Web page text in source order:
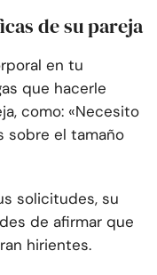
de su pareja
en tu
que hacerle
como: «Necesito
sobre el tamaño
solicitudes, su
de afirmar que
hirientes.